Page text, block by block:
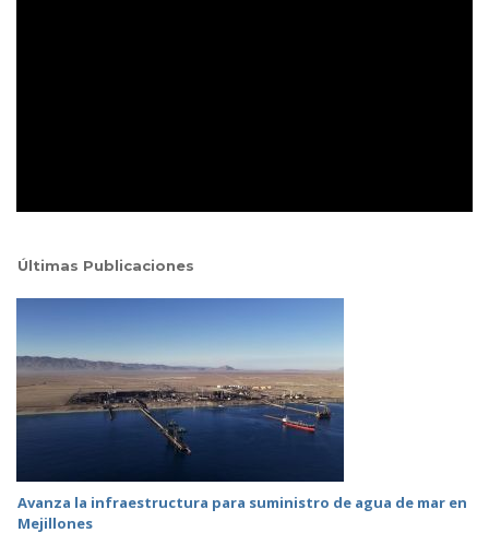
Últimas Publicaciones
Avanza la infraestructura para suministro de agua de mar en
Mejillones